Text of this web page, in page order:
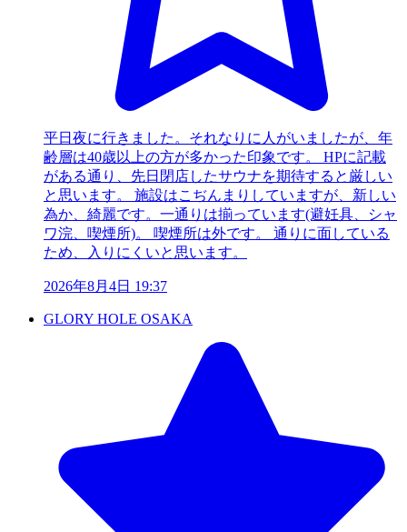
平日夜に行きました。それなりに人がいましたが、年
齢層は40歳以上の方が多かった印象です。 HPに記載
がある通り、先日閉店したサウナを期待すると厳しい
と思います。 施設はこぢんまりしていますが、新しい
為か、綺麗です。一通りは揃っています(避妊具、シャ
ワ浣、喫煙所)。 喫煙所は外です。 通りに面している
ため、入りにくいと思います。
2026年8月4日 19:37
GLORY HOLE OSAKA